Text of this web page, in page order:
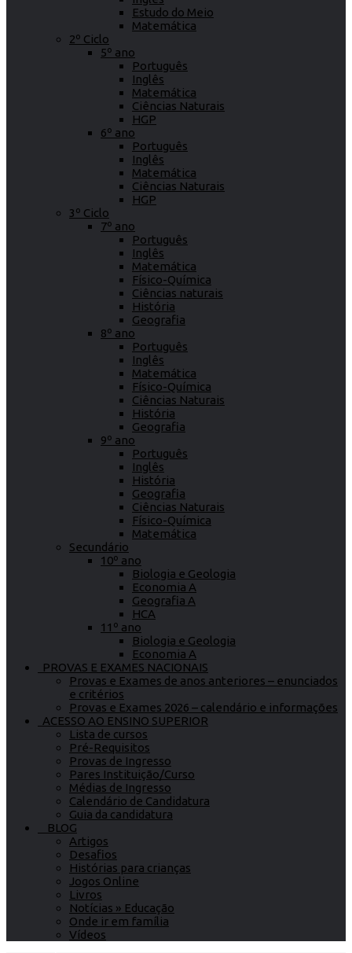
Estudo do Meio
Matemática
2º Ciclo
5º ano
Português
Inglês
Matemática
Ciências Naturais
HGP
6º ano
Português
Inglês
Matemática
Ciências Naturais
HGP
3º Ciclo
7º ano
Português
Inglês
Matemática
Físico-Química
Ciências naturais
História
Geografia
8º ano
Português
Inglês
Matemática
Físico-Química
Ciências Naturais
História
Geografia
9º ano
Português
Inglês
História
Geografia
Ciências Naturais
Físico-Química
Matemática
Secundário
10º ano
Biologia e Geologia
Economia A
Geografia A
HCA
11º ano
Biologia e Geologia
Economia A
PROVAS E EXAMES NACIONAIS
Provas e Exames de anos anteriores – enunciados
e critérios
Provas e Exames 2026 – calendário e informações
ACESSO AO ENSINO SUPERIOR
Lista de cursos
Pré-Requisitos
Provas de Ingresso
Pares Instituição/Curso
Médias de Ingresso
Calendário de Candidatura
Guia da candidatura
BLOG
Artigos
Desafios
Histórias para crianças
Jogos Online
Livros
Notícias » Educação
Onde ir em família
Vídeos